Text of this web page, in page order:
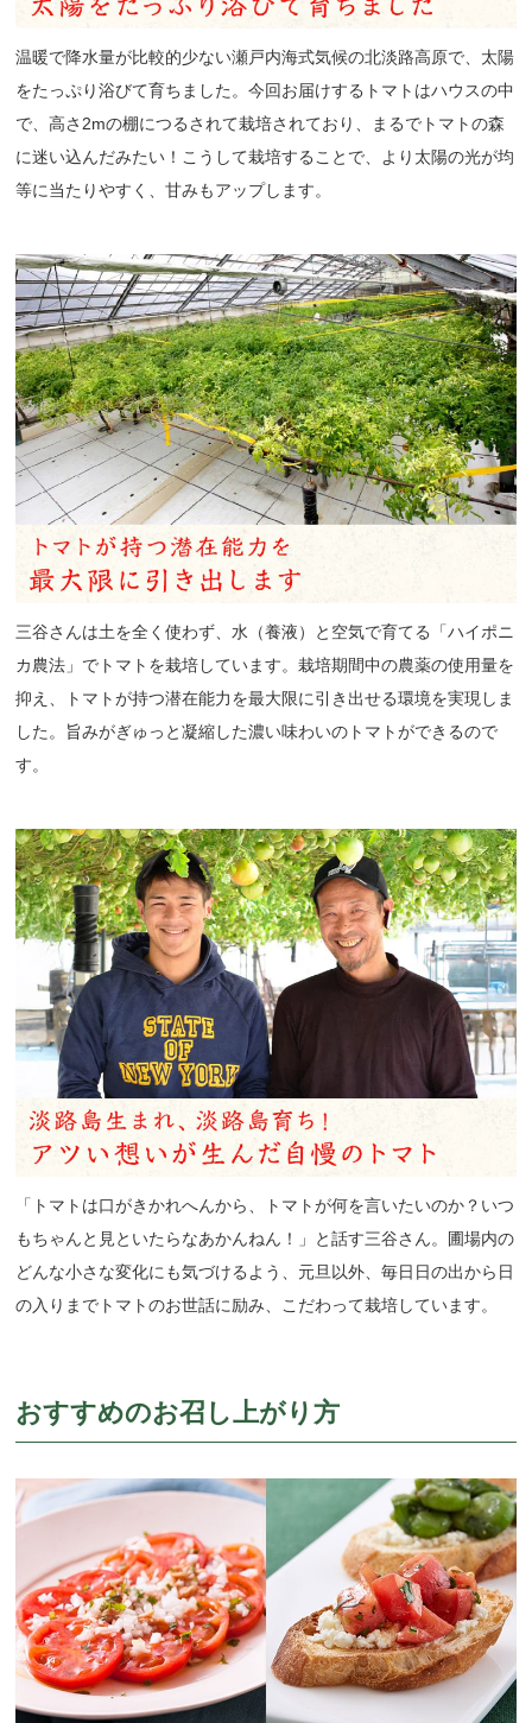
温暖で降水量が比較的少ない瀬戸内海式気候の北淡路高原で、太陽
をたっぷり浴びて育ちました。今回お届けするトマトはハウスの中
で、高さ2mの棚につるされて栽培されており、まるでトマトの森
に迷い込んだみたい！こうして栽培することで、より太陽の光が均
等に当たりやすく、甘みもアップします。
三谷さんは土を全く使わず、水（養液）と空気で育てる「ハイポニ
カ農法」でトマトを栽培しています。栽培期間中の農薬の使用量を
抑え、トマトが持つ潜在能力を最大限に引き出せる環境を実現しま
した。旨みがぎゅっと凝縮した濃い味わいのトマトができるので
す。
「トマトは口がきかれへんから、トマトが何を言いたいのか？いつ
もちゃんと見といたらなあかんねん！」と話す三谷さん。圃場内の
どんな小さな変化にも気づけるよう、元旦以外、毎日日の出から日
の入りまでトマトのお世話に励み、こだわって栽培しています。
おすすめのお召し上がり方